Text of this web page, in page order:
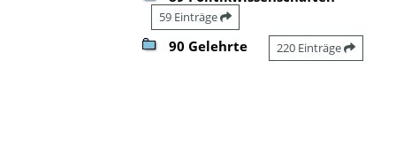
59 Einträge
90 Gelehrte 220 Einträge